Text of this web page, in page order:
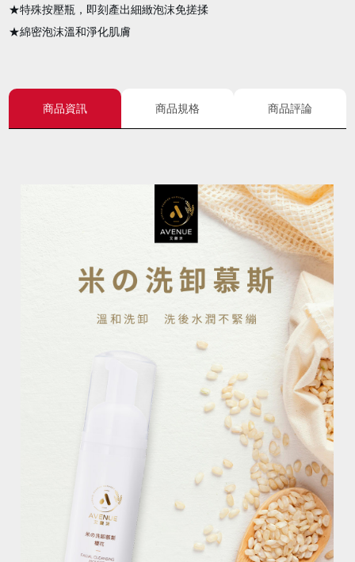
★特殊按壓瓶，即刻產出細緻泡沫免搓揉
★綿密泡沫溫和淨化肌膚
商品資訊 商品規格 商品評論